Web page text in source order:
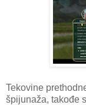
Tekovine
špijunaža, takođe